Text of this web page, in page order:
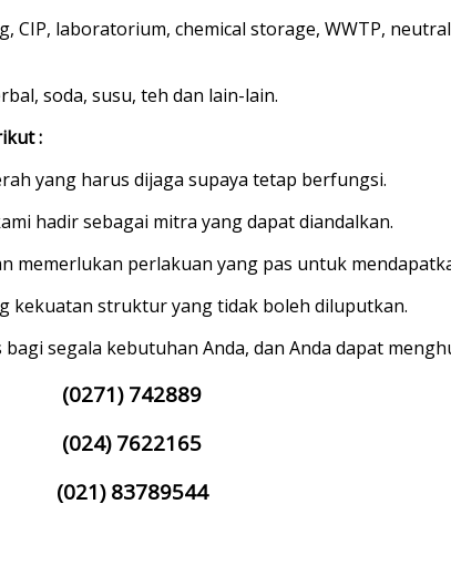
CIP, laboratorium, chemical storage, WWTP,
soda, susu, teh dan lain-lain.
:
yang harus dijaga supaya tetap berfungsi.
hadir sebagai mitra yang dapat diandalkan.
perlakuan yang pas untuk
kekuatan struktur yang tidak boleh diluputkan.
segala kebutuhan Anda, dan Anda dapat
(0271) 742889
(024) 7622165
(021) 83789544